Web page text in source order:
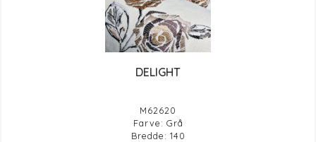
DELIGHT
M62620
Farve: Grå
Bredde: 140